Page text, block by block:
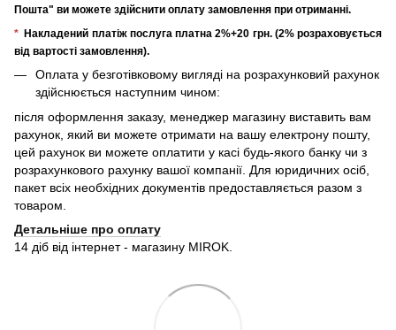
Пошта" ви можете здійснити оплату замовлення при отриманні.
* Накладений платіж послуга платна 2%+20 грн. (2% розраховується
від вартості замовлення).
Оплата у безготівковому вигляді на розрахунковий рахунок
здійснюється наступним чином:
після оформлення заказу, менеджер магазину виставить вам
рахунок, який ви можете отримати на вашу електрону пошту,
цей рахунок ви можете оплатити у касі будь-якого банку чи з
розрахункового рахунку вашої компанії. Для юридичних осіб,
пакет всіх необхідних документів предоставляється разом з
товаром.
Детальніше про оплату
14 діб від інтернет - магазину MIROK.